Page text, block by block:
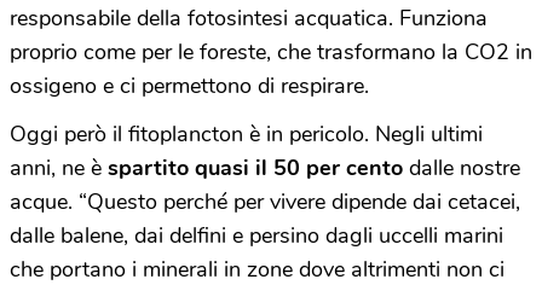
responsabile della fotosintesi acquatica. Funziona
proprio come per le foreste, che trasformano la CO2 in
ossigeno e ci permettono di respirare.
Oggi però il fitoplancton è in pericolo. Negli ultimi
anni, ne è spartito quasi il 50 per cento dalle nostre
acque. “Questo perché per vivere dipende dai cetacei,
dalle balene, dai delfini e persino dagli uccelli marini
che portano i minerali in zone dove altrimenti non ci